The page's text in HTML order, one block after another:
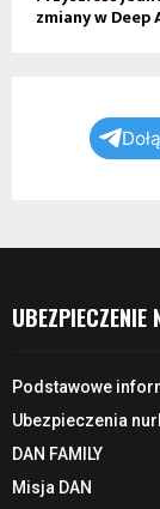
zmiany w Deep
UBEZPIECZENIE
Podstawowe
Ubezpieczenia
DAN FAMILY
Misja DAN